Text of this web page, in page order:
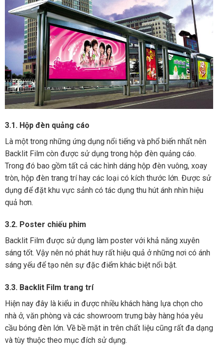
3.1. Hộp đèn quảng cáo
Là một trong những ứng dụng nổi tiếng và phổ biến nhất nên
Backlit Film còn được sử dụng trong hộp đèn quảng cáo.
Trong đó bao gồm tất cả các hình dáng hộp đèn vuông, xoay
tròn, hộp đèn trang trí hay các loại có kích thước lớn. Được sử
dụng để đặt khu vực sảnh có tác dụng thu hút ánh nhìn hiệu
quả hơn.
3.2. Poster chiếu phim
Backlit Film được sử dụng làm poster với khả năng xuyên
sáng tốt. Vậy nên nó phát huy rất hiệu quả ở những nơi có ánh
sáng yếu để tạo nên sự đặc điểm khác biệt nổi bật.
3.3. Backlit Film trang trí
Hiện nay đây là kiểu in được nhiều khách hàng lựa chọn cho
nhà ở, văn phòng và các showroom trưng bày hàng hóa yêu
cầu bóng đèn lớn. Về bề mặt in trên chất liệu cũng rất đa dạng
và tùy thuộc theo mục đích sử dụng.